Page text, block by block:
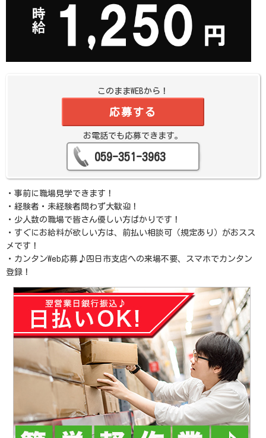
このままWEBから！
応募する
お電話でも応募できます。
059-351-3963
・事前に職場見学できます！
・経験者・未経験者問わず大歓迎！
・少人数の職場で皆さん優しい方ばかりです！
・すぐにお給料が欲しい方は、前払い相談可（規定あり）がおスス
メです！
・カンタンWeb応募♪四日市支店への来場不要、スマホでカンタン
登録！